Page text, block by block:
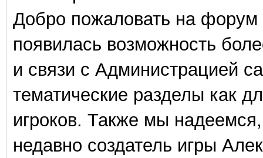
Добро пожаловать на форум
появилась возможность
и связи с Администрацией
тематические разделы как
игроков. Также мы
недавно создатель игры